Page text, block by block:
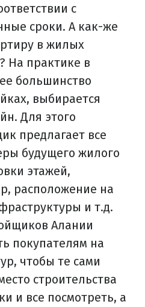
с
сроки. А как-же
в жилых
На практике в
большинство
выбирается
Для этого
предлагает все
будущего жилого
этажей,
расположение на
и т.д.
Алании
покупателям на
чтобы те сами
строительства
и все посмотреть, а